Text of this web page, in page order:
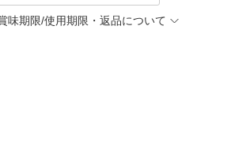
味期限/使用期限・返品について